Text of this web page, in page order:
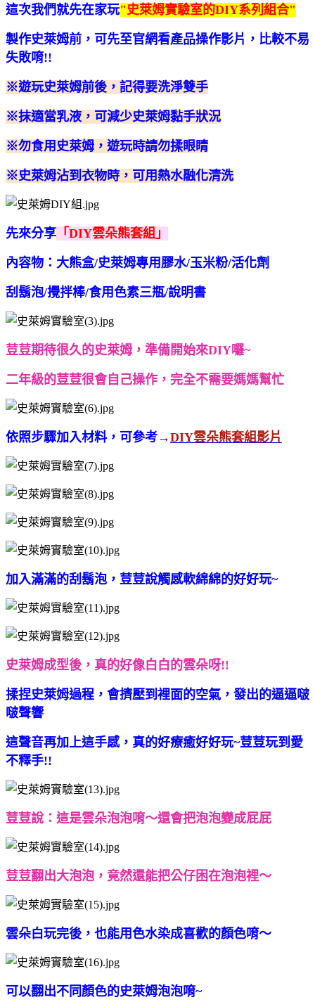
這次我們就先在家玩"史萊姆實驗室的DIY系列組合"
製作史萊姆前，可先至官網看產品操作影片，比較不易
失敗唷!!
※遊玩史萊姆前後，記得要洗淨雙手
※抹適當乳液，可減少史萊姆黏手狀況
※勿食用史萊姆，遊玩時請勿揉眼睛
※史萊姆沾到衣物時，可用熱水融化清洗
先來分享 「DIY雲朵熊套組」
內容物：大熊盒/史萊姆專用膠水/玉米粉/活化劑
刮鬍泡/攪拌棒/食用色素三瓶/說明書
荳荳期待很久的史萊姆，準備開始來DIY囉~
二年級的荳荳很會自己操作，完全不需要媽媽幫忙
依照步驟加入材料，可參考→DIY雲朵熊套組影片
加入滿滿的刮鬍泡，荳荳說觸感軟綿綿的好好玩~
史萊姆成型後，真的好像白白的雲朵呀!!
揉捏史萊姆過程，會擠壓到裡面的空氣， 發出的逼逼啵
啵聲響
這聲音再加上這手感，真的好療癒好好玩~荳荳玩到愛
不釋手!!
荳荳說：這是雲朵泡泡唷～還會把泡泡變成屁屁
荳荳翻出大泡泡，竟然還能把公仔困在泡泡裡～
雲朵白玩完後，也能用色水染成喜歡的顏色唷～
可以翻出不同顏色的史萊姆泡泡唷~